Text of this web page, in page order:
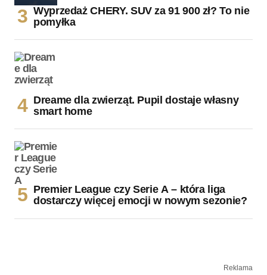
Wyprzedaż CHERY. SUV za 91 900 zł? To nie
pomyłka
Dreame dla zwierząt. Pupil dostaje własny
smart home
Premier League czy Serie A – która liga
dostarczy więcej emocji w nowym sezonie?
Reklama